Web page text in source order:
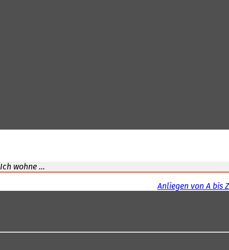
Ich wohne ...
Anliegen von A bis Z